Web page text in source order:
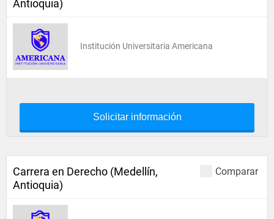
Antioquia)
Institución Universitaria Americana
Solicitar información
Comparar
Carrera en Derecho (Medellín,
Antioquia)